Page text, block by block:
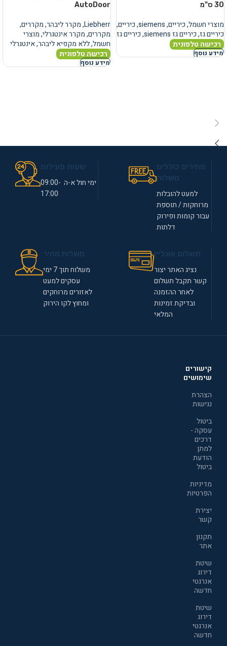
30 ס"מ
מוצרי חשמל,כיריים,
siemens
,כיריים,
כיריים גז,כיריים גז siemens ,כיריים גז
רכישה טלפונית
מידע נוסף
AutoDoor
Liebherr
,מקרר ליבהר,מקררים,
מקררים,מקרר אינטגרלי,מוצרי
חשמל,ללא מקפיא ליבהר,אינטגרלי
רכישה טלפונית
מידע נוסף
למעט להובלות
מרוחקות / תוספת
עבור קומות ופירוק
דלתות
ימי חול א-ה 09:00-
17:00
נציג האתר יצור
קשר תקבל תשלום
לאחר ההזמנה
ובדיקת זמינות
המלאי
משלוח תוך 7 ימי
עסקים למעט
לאזורים מרוחקים
ומחוץ לקו הירוק
קישורים
שימושים
הצהרת
נגישות
ביטול
עסקה -
דרכים
למתן
הודעת
ביטול
מדיניות
הפרטיות
יצירת
קשר
תקנון
אתר
שיטת
דירוג
אנרגטי
חדשה
שיטת
דירוג
אנרגטי
חדשה